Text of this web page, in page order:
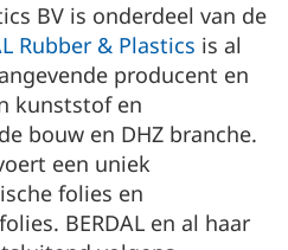
BV is onderdeel van de
Rubber & Plastics is al
producent en
kunststof en
bouw en DHZ branche.
een uniek
folies en
BERDAL en al haar